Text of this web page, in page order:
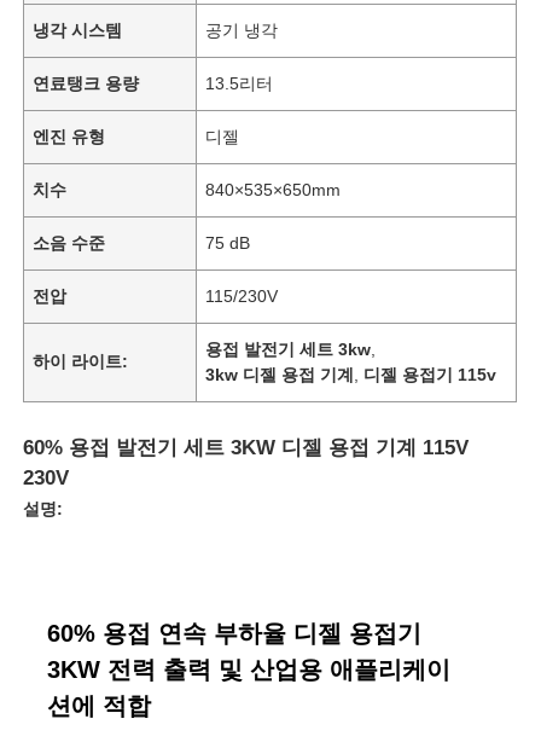
냉각 시스템 공기 냉각
연료탱크 용량 13.5리터
엔진 유형 디젤
치수 840×535×650mm
소음 수준 75 dB
전압 115/230V
하이 라이트:
용접 발전기 세트 3kw
3kw 디젤 용접 기계
디젤 용접기 115v
60% 용접 발전기 세트 3KW 디젤 용접 기계 115V
230V
설명:
60% 용접 연속 부하율 디젤 용접기
3KW 전력 출력 및 산업용 애플리케이
션에 적합